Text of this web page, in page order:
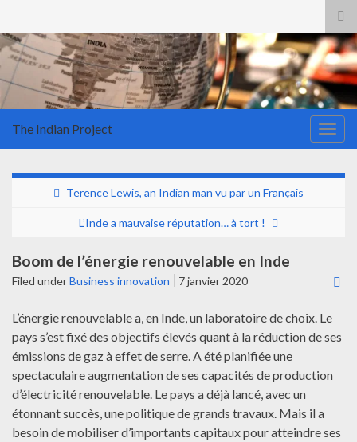
The Indian Project
Terence Lewis, an Indian man vu par un Français
L’Inde a mauvaise réputation… à tort !
Boom de l’énergie renouvelable en Inde
Filed underBusiness innovation 7 janvier 2020
L’énergie renouvelable a, en Inde, un laboratoire de choix. Le
pays s’est fixé des objectifs élevés quant à la réduction de ses
émissions de gaz à effet de serre. A été planifiée une
spectaculaire augmentation de ses capacités de production
d’électricité renouvelable. Le pays a déjà lancé, avec un
étonnant succès, une politique de grands travaux. Mais il a
besoin de mobiliser d’importants capitaux pour atteindre ses